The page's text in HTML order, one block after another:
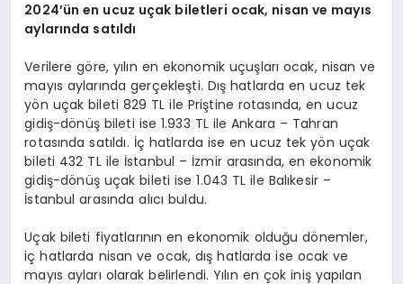
2024’ün en ucuz uçak biletleri ocak, nisan ve mayıs
aylarında satıldı
Verilere göre, yılın en ekonomik uçuşları ocak, nisan ve
mayıs aylarında gerçekleşti. Dış hatlarda en ucuz tek
yön uçak bileti 829 TL ile Priştine rotasında, en ucuz
gidiş-dönüş bileti ise 1.933 TL ile Ankara – Tahran
rotasında satıldı. İç hatlarda ise en ucuz tek yön uçak
bileti 432 TL ile İstanbul – İzmir arasında, en ekonomik
gidiş-dönüş uçak bileti ise 1.043 TL ile Balıkesir –
İstanbul arasında alıcı buldu.
Uçak bileti fiyatlarının en ekonomik olduğu dönemler,
iç hatlarda nisan ve ocak, dış hatlarda ise ocak ve
mayıs ayları olarak belirlendi. Yılın en çok iniş yapılan